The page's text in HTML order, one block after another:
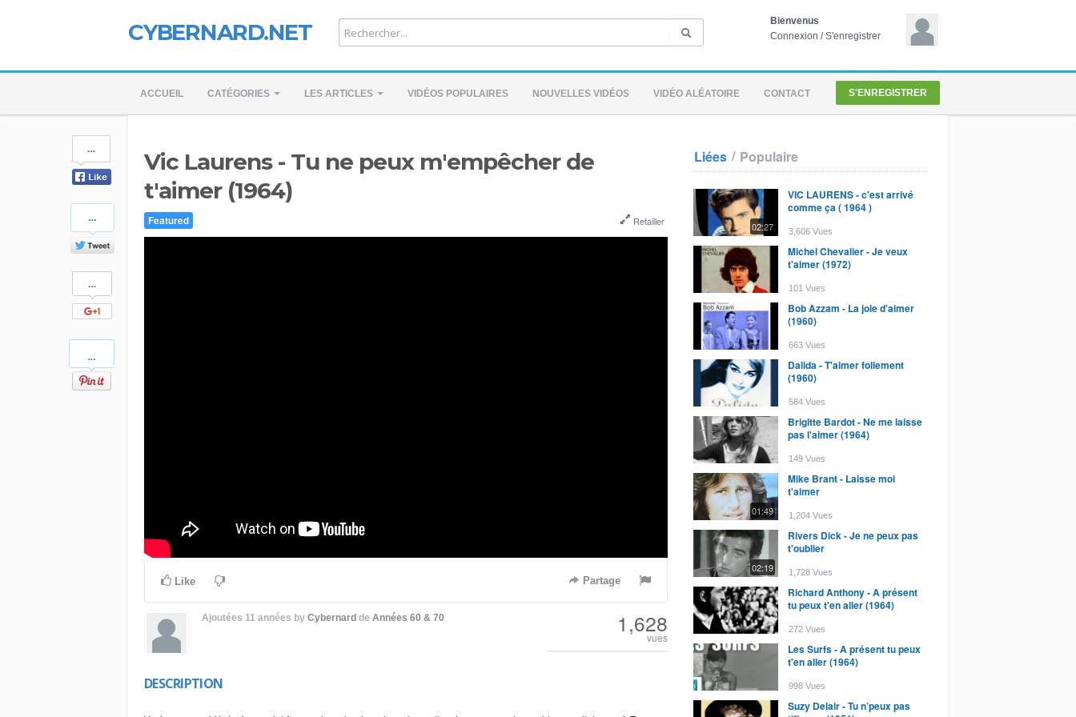
CYBERNARD.NET
Bienvenus
Connexion /S'enregistrer
ACCUEIL CATÉGORIES LES ARTICLES VIDÉOS POPULAIRES NOUVELLES VIDÉOS VIDÉO ALÉATOIRE CONTACT S'ENREGISTRER
on
Facebook
Share
on
Twitter
Share
on
Google+
Pinterest
Vic Laurens - Tu ne peux m'empêcher de
t'aimer (1964)
Featured Retailler
Like Partage
Ajoutées 11 années by Cybernard de Années 60 & 70 1,628
vues
DESCRIPTION
Liées / Populaire
02:27
VIC LAURENS - c'est arrivé
comme ça ( 1964 )
3,606 Vues
Michel Chevalier - Je veux
t'aimer (1972)
101 Vues
Bob Azzam - La joie d'aimer
(1960)
663 Vues
Dalida - T'aimer follement
(1960)
584 Vues
Brigitte Bardot - Ne me laisse
pas l'aimer (1964)
149 Vues
01:49
Mike Brant - Laisse moi
t'aimer
1,204 Vues
02:19
Rivers Dick - Je ne peux pas
t'oublier
1,728 Vues
Richard Anthony - A présent
tu peux t'en aller (1964)
272 Vues
Les Surfs - A présent tu peux
t'en aller (1964)
998 Vues
Suzy Delair - Tu n’peux pas